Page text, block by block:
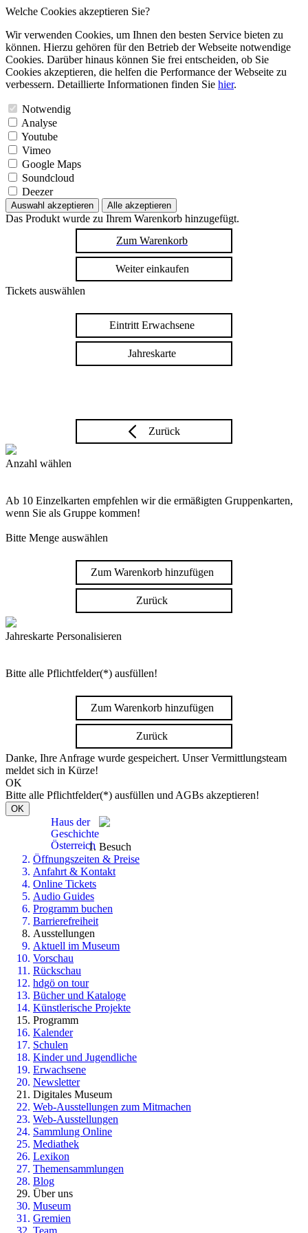
Welche Cookies akzeptieren Sie?
Wir verwenden Cookies, um Ihnen den besten Service bieten zu
können. Hierzu gehören für den Betrieb der Webseite notwendige
Cookies. Darüber hinaus können Sie frei entscheiden, ob Sie
Cookies akzeptieren, die helfen die Performance der Webseite zu
verbessern. Detaillierte Informationen finden Sie hier.
Notwendig
Analyse
Youtube
Vimeo
Google Maps
Soundcloud
Deezer
Auswahl akzeptieren Alle akzeptieren
Das Produkt wurde zu Ihrem Warenkorb hinzugefügt.
Zum Warenkorb
Weiter einkaufen
Tickets auswählen
Eintritt Erwachsene
Jahreskarte
Zurück
Anzahl wählen
Ab 10 Einzelkarten empfehlen wir die ermäßigten Gruppenkarten,
wenn Sie als Gruppe kommen!
Bitte Menge auswählen
Zum Warenkorb hinzufügen
Zurück
Jahreskarte Personalisieren
Bitte alle Pflichtfelder(*) ausfüllen!
Zum Warenkorb hinzufügen
Zurück
Danke, Ihre Anfrage wurde gespeichert. Unser Vermittlungsteam
meldet sich in Kürze!
OK
Bitte alle Pflichtfelder(*) ausfüllen und AGBs akzeptieren!
OK
Haus der
Geschichte
Österreich Besuch
Öffnungszeiten & Preise
Anfahrt & Kontakt
Online Tickets
Audio Guides
Programm buchen
Barrierefreiheit
Ausstellungen
Aktuell im Museum
Vorschau
Rückschau
hdgö on tour
Bücher und Kataloge
Künstlerische Projekte
Programm
Kalender
Schulen
Kinder und Jugendliche
Erwachsene
Newsletter
Digitales Museum
Web-Ausstellungen zum Mitmachen
Web-Ausstellungen
Sammlung Online
Mediathek
Lexikon
Themensammlungen
Blog
Über uns
Museum
Gremien
Team